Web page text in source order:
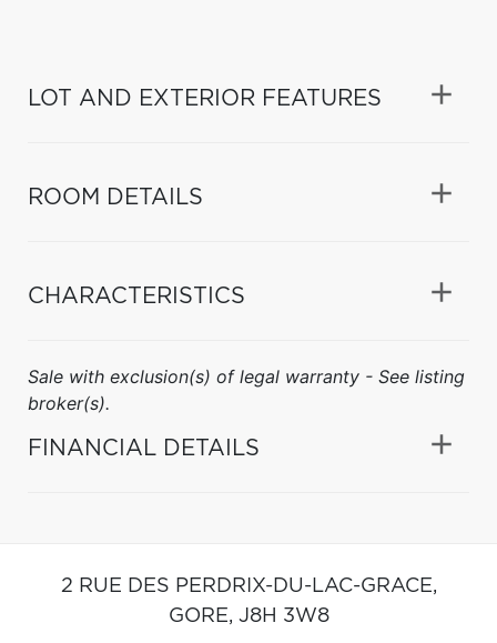
LOT AND EXTERIOR FEATURES
ROOM DETAILS
CHARACTERISTICS
Sale with exclusion(s) of legal warranty - See listing
broker(s).
FINANCIAL DETAILS
2 RUE DES PERDRIX-DU-LAC-GRACE,
GORE, J8H 3W8